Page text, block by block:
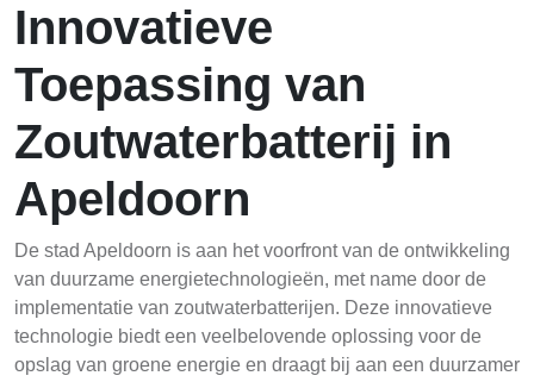
Innovatieve
Toepassing van
Zoutwaterbatterij in
Apeldoorn
De stad Apeldoorn is aan het voorfront van de ontwikkeling
van duurzame energietechnologieën, met name door de
implementatie van zoutwaterbatterijen. Deze innovatieve
technologie biedt een veelbelovende oplossing voor de
opslag van groene energie en draagt bij aan een duurzamer